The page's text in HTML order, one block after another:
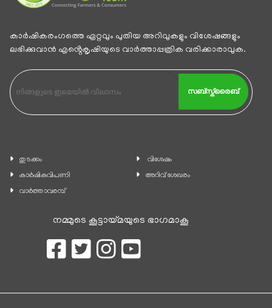
കാര്‍ഷികരംഗത്തെ ഏറ്റവും പുതിയ അറിവുകളും വിശേഷങ്ങളും
ലഭിക്കുവാന്‍ എൻ്റെകൃഷിയുടെ വാര്‍ത്താപ്പത്രിക വരിക്കാരാവുക.
സബ്സ്ക്രൈബ്
തുടക്കം
കാ‍ർഷികവിപണി
വാര്‍ത്താവരമ്പ്
വിശേഷം
അറിവ് ശേഖരം
നമ്മുടെ കൂട്ടായ്മയുടെ ഭാഗമാകൂ